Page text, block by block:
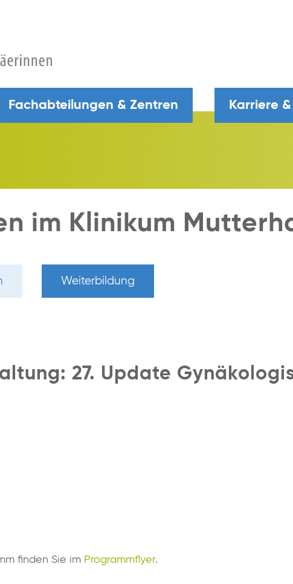
Fachabteilungen & Zentren Karriere
im Klinikum
Weiterbildung
27. Update
finden Sie im Programmflyer.